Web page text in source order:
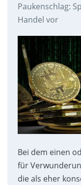
Paukenschlag:
Handel vor
Bei dem einen
für
die als eher